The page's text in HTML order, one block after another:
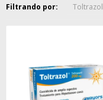
Filtrando por: Toltrazol